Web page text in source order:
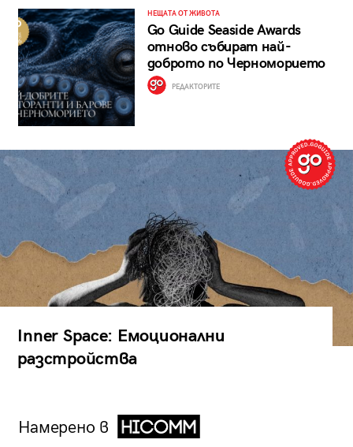
НЕЩАТА ОТ ЖИВОТА
Go Guide Seaside Awards
отново събират най-
доброто по Черноморието
РЕДАКТОРИТЕ
Inner Space: Емоционални
разстройства
Намерено в